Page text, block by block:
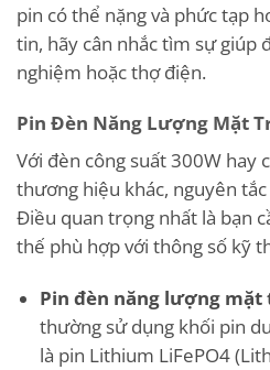
pin có thể nặng và phức tạp
tin, hãy cân nhắc tìm sự giúp
nghiệm hoặc thợ điện.
Pin Đèn Năng Lượng Mặt
Với đèn công suất 300W hay
thương hiệu khác, nguyên
Điều quan trọng nhất là bạn
thế phù hợp với thông số kỹ
Pin đèn năng lượng mặt
thường sử dụng khối pin
là pin Lithium LiFePO4